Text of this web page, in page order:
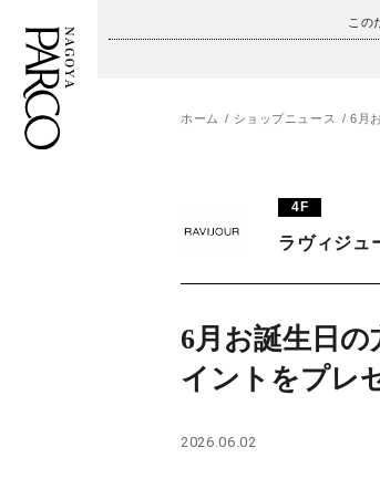
この
施設案内・アクセス
レストラン・カフェ
TAX FREE
ภาษาไทย
ホーム ショップニュース 6月
4F
ラヴィジュ
6月お誕生日
イントをプレ
2026.06.02